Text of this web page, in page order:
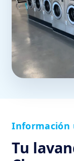
Información
Tu